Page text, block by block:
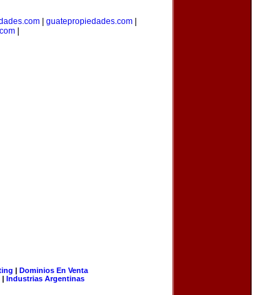
guatepropiedades.com
| Dominios En Venta
| Industrias Argentinas